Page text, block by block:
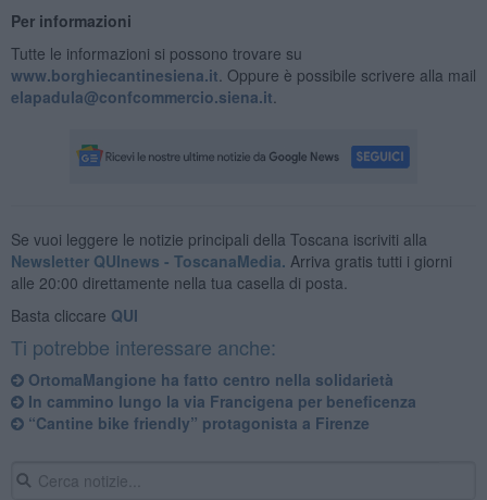
Per informazioni
Tutte le informazioni si possono trovare su
www.borghiecantinesiena.it . Oppure è possibile scrivere alla mail
elapadula@confcommercio.siena.it
Se vuoi leggere le notizie principali della Toscana iscriviti alla
Newsletter QUInews - ToscanaMedia. Arriva gratis tutti i giorni
alle 20:00 direttamente nella tua casella di posta.
Basta cliccare QUI
Ti potrebbe interessare anche:
OrtomaMangione ha fatto centro nella solidarietà
In cammino lungo la via Francigena per beneficenza
“Cantine bike friendly” protagonista a Firenze